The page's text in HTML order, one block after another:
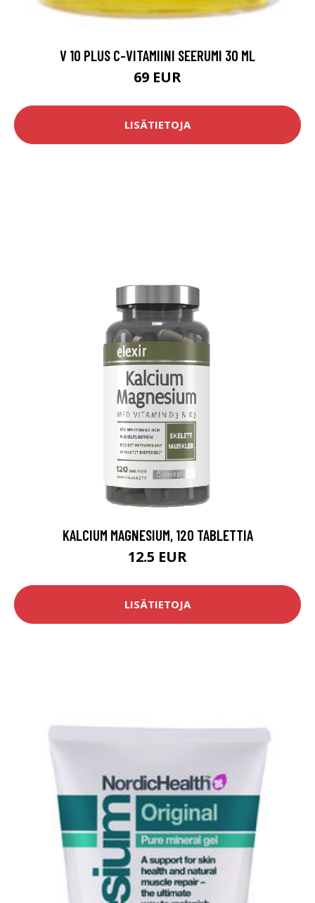
V 10 PLUS C-VITAMIINI SEERUMI 30 ML
69 EUR
LISÄTIETOJA
KALCIUM MAGNESIUM, 120 TABLETTIA
12.5 EUR
LISÄTIETOJA